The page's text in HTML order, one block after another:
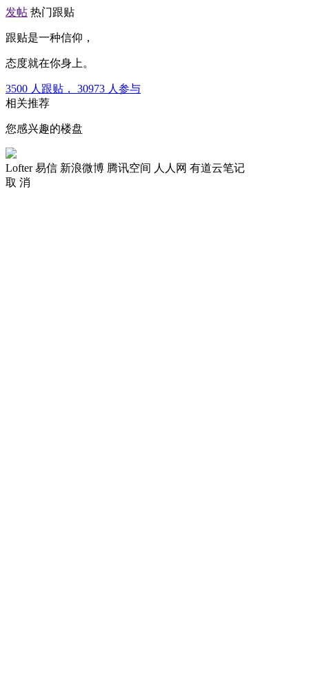
发帖 热门跟贴
跟贴是一种信仰，
态度就在你身上。
3500 人跟贴， 30973 人参与
相关推荐
您感兴趣的楼盘
Lofter 易信 新浪微博 腾讯空间 人人网 有道云笔记
取 消